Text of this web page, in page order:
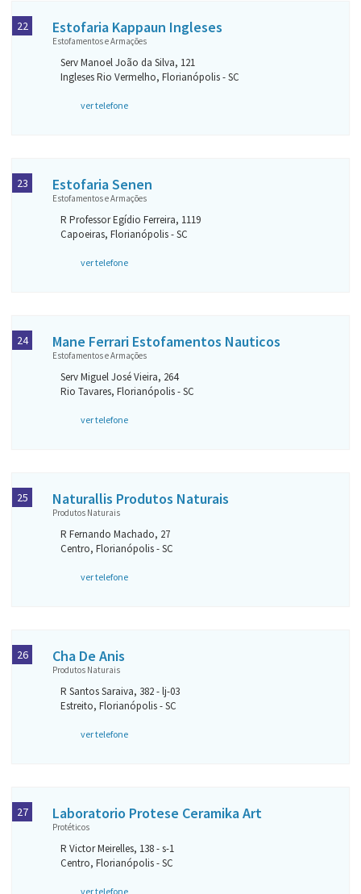
Estofaria Kappaun Ingleses
Estofamentos e Armações
Serv Manoel João da Silva, 121
Ingleses Rio Vermelho, Florianópolis - SC
ver telefone
22
Estofaria Senen
Estofamentos e Armações
R Professor Egídio Ferreira, 1119
Capoeiras, Florianópolis - SC
ver telefone
23
Mane Ferrari Estofamentos Nauticos
Estofamentos e Armações
Serv Miguel José Vieira, 264
Rio Tavares, Florianópolis - SC
ver telefone
24
Naturallis Produtos Naturais
Produtos Naturais
R Fernando Machado, 27
Centro, Florianópolis - SC
ver telefone
25
Cha De Anis
Produtos Naturais
R Santos Saraiva, 382 - lj-03
Estreito, Florianópolis - SC
ver telefone
26
Laboratorio Protese Ceramika Art
Protéticos
R Victor Meirelles, 138 - s-1
Centro, Florianópolis - SC
ver telefone
27